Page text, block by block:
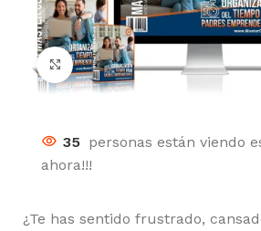
Click to enlarge
35 personas están viendo
ahora!!!
¿Te has sentido frustrado,